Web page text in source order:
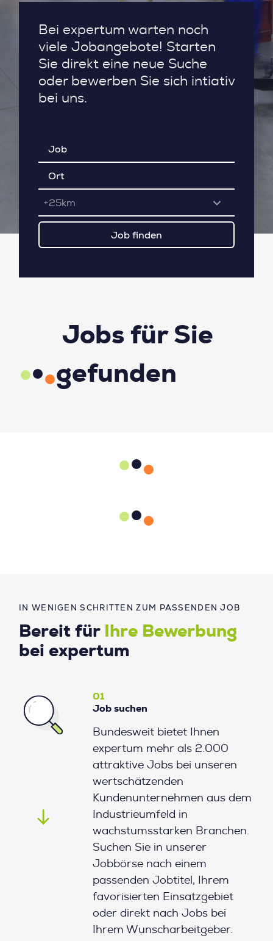
Bei expertum warten noch
viele Jobangebote! Starten
Sie direkt eine neue Suche
oder bewerben Sie sich intiativ
bei uns.
+25km
IN WENIGEN SCHRITTEN ZUM PASSENDEN JOB
Bereit für
Ihre Bewerbung
bei expertum
01
Job suchen
Bundesweit bietet Ihnen
expertum mehr als 2.000
attraktive Jobs bei unseren
wertschätzenden
Kundenunternehmen aus dem
Industrieumfeld in
wachstumsstarken Branchen.
Suchen Sie in unserer
Jobbörse nach einem
passenden Jobtitel, Ihrem
favorisierten Einsatzgebiet
oder direkt nach Jobs bei
Ihrem Wunscharbeitgeber.